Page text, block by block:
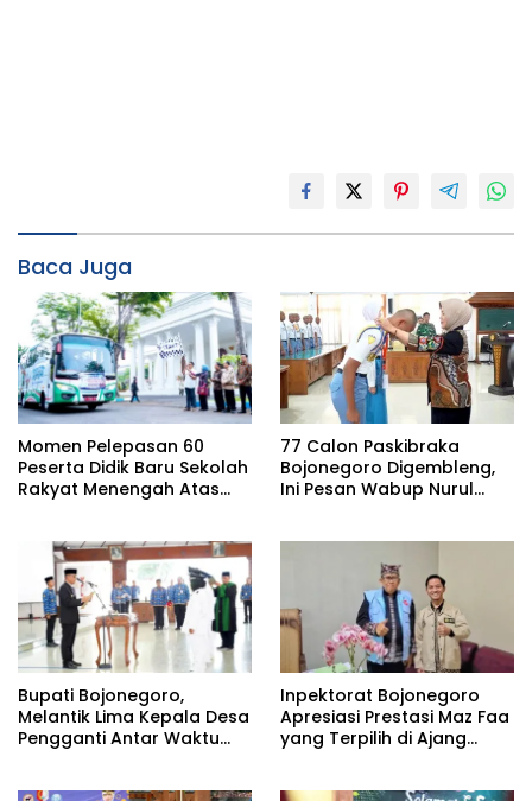
Baca Juga
Momen Pelepasan 60
Peserta Didik Baru Sekolah
Rakyat Menengah Atas
77 Calon Paskibraka
Bojonegoro Digembleng,
Ini Pesan Wabup Nurul
Bupati Bojonegoro,
Melantik Lima Kepala Desa
Pengganti Antar Waktu
Inpektorat Bojonegoro
Apresiasi Prestasi Maz Faa
yang Terpilih di Ajang